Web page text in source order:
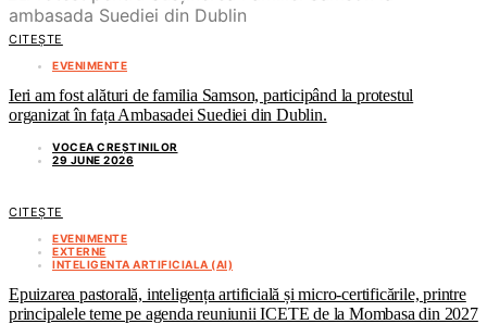
CITEȘTE
EVENIMENTE
Ieri am fost alături de familia Samson, participând la protestul
organizat în fața Ambasadei Suediei din Dublin.
VOCEA CREȘTINILOR
29 JUNE 2026
CITEȘTE
EVENIMENTE
EXTERNE
INTELIGENTA ARTIFICIALA (AI)
Epuizarea pastorală, inteligența artificială și micro-certificările, printre
principalele teme pe agenda reuniunii ICETE de la Mombasa din 2027